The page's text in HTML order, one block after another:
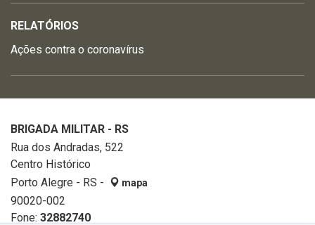
RELATÓRIOS
Ações contra o coronavírus
BRIGADA MILITAR - RS
Rua dos Andradas, 522
Centro Histórico
Porto Alegre - RS -
mapa
90020-002
Fone: 32882740